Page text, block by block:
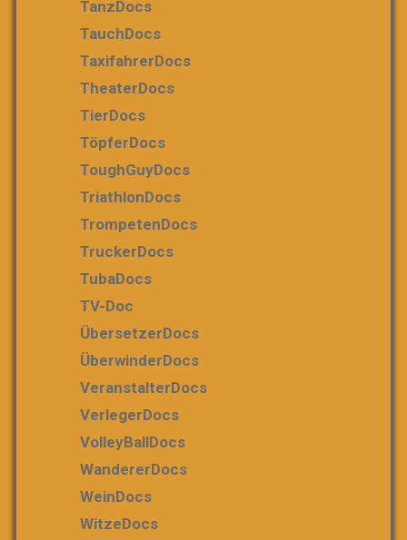
TanzDocs
TauchDocs
TaxifahrerDocs
TheaterDocs
TierDocs
TöpferDocs
ToughGuyDocs
TriathlonDocs
TrompetenDocs
TruckerDocs
TubaDocs
TV-Doc
ÜbersetzerDocs
ÜberwinderDocs
VeranstalterDocs
VerlegerDocs
VolleyBallDocs
WandererDocs
WeinDocs
WitzeDocs